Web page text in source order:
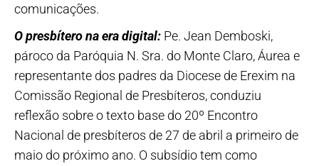
comunicações.
O presbítero na era digital: Pe. Jean Demboski,
pároco da Paróquia N. Sra. do Monte Claro, Áurea e
representante dos padres da Diocese de Erexim na
Comissão Regional de Presbíteros, conduziu
reflexão sobre o texto base do 20º Encontro
Nacional de presbíteros de 27 de abril a primeiro de
maio do próximo ano. O subsídio tem como